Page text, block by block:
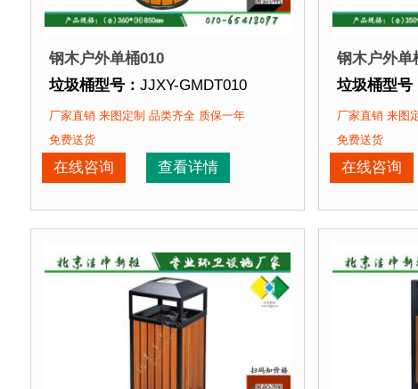
钢木户外单桶010
垃圾桶型号： JJXY-GMDT010
垃圾桶规格：直径360mm 高850mm
垃圾桶材质：
垃圾桶周期：
3-7天 厂家直销 来图定制
选用优质镀锌钢板裁剪、压制、折弯后
厂家直销 来图定制 品类齐全 质保一年
免费送货
在线咨询 查看详情
钢木户外单
垃圾桶型号
垃圾桶规格
垃圾桶材质
垃圾桶周期
厂家直销 来图
免费送货
在线咨询